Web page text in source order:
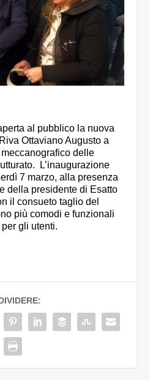
al pubblico la nuova
Ottaviano Augusto a
delle
L’inaugurazione
7 marzo, alla presenza
della presidente di Esatto
il consueto taglio del
più comodi e funzionali
gli utenti.